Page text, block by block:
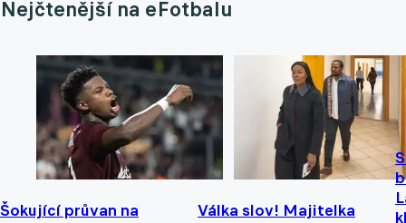
Nejčtenější na eFotbalu
Šokující průvan na
Válka slov! Majitelka